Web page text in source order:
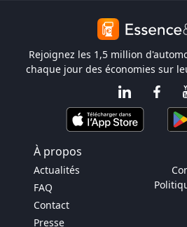
Rejoignez les 1,5 million
chaque jour des économies sur
À propos
Actualités
FAQ
Contact
Presse